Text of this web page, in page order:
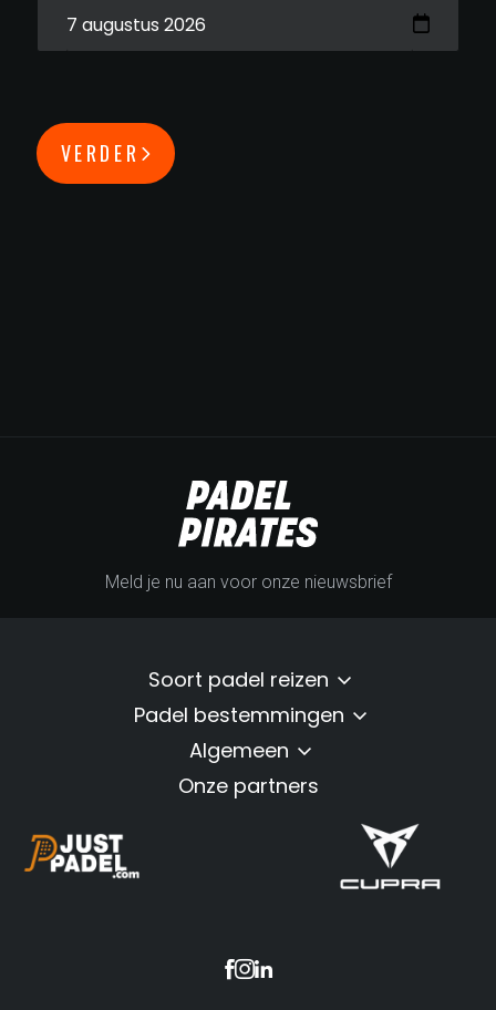
Meld je nu aan voor onze nieuwsbrief
Soort padel reizen
Padel bestemmingen
Algemeen
Onze partners